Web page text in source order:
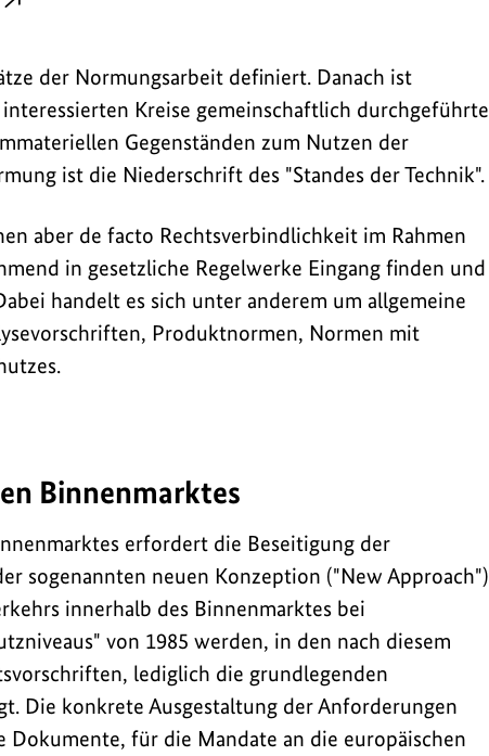
der Normungsarbeit definiert. Danach ist
Kreise gemeinschaftlich durchgeführte
Gegenständen zum Nutzen der
ist die Niederschrift des "Standes der Technik".
aber de facto Rechtsverbindlichkeit im Rahmen
in gesetzliche Regelwerke Eingang finden und
handelt es sich unter anderem um allgemeine
Produktnormen, Normen mit
Binnenmarktes
erfordert die Beseitigung der
sogenannten neuen Konzeption ("New Approach")
innerhalb des Binnenmarktes bei
von 1985 werden, in den nach diesem
lediglich die grundlegenden
Die konkrete Ausgestaltung der Anforderungen
für die Mandate an die europäischen